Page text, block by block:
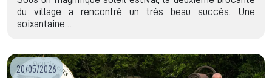
du village a rencontré un très beau succès. Une
soixantaine…
20/05/2026